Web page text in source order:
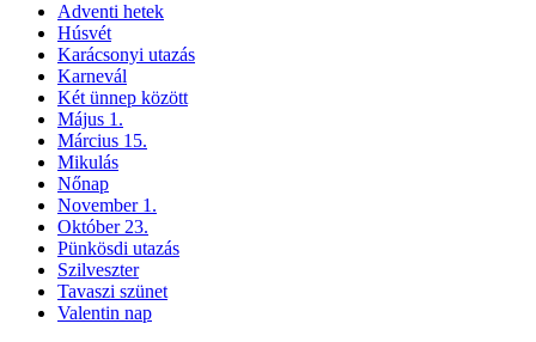
Adventi hetek
Húsvét
Karácsonyi utazás
Karnevál
Két ünnep között
Május 1.
Március 15.
Mikulás
Nőnap
November 1.
Október 23.
Pünkösdi utazás
Szilveszter
Tavaszi szünet
Valentin nap